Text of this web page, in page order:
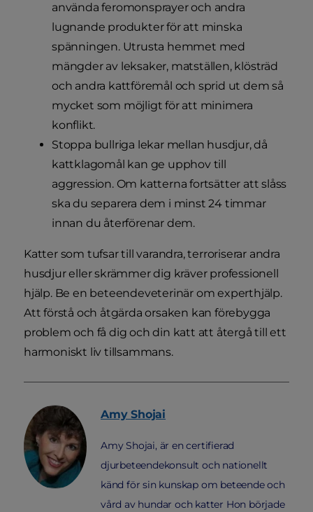
använda feromonsprayer och andra
lugnande produkter för att minska
spänningen. Utrusta hemmet med
mängder av leksaker, matställen, klösträd
och andra kattföremål och sprid ut dem så
mycket som möjligt för att minimera
konflikt.
Stoppa bullriga lekar mellan husdjur, då
kattklagomål kan ge upphov till
aggression. Om katterna fortsätter att slåss
ska du separera dem i minst 24 timmar
innan du återförenar dem.
Katter som tufsar till varandra, terroriserar andra
husdjur eller skrämmer dig kräver professionell
hjälp. Be en beteendeveterinär om experthjälp.
Att förstå och åtgärda orsaken kan förebygga
problem och få dig och din katt att återgå till ett
harmoniskt liv tillsammans.
Amy Shojai
Amy Shojai, är en certifierad
djurbeteendekonsult och nationellt
känd för sin kunskap om beteende och
vård av hundar och katter Hon började